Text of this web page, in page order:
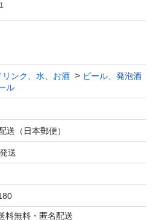
リンク、水、お酒
ビール、発泡酒
ル
送（日本郵便）
送
料無料・匿名配送